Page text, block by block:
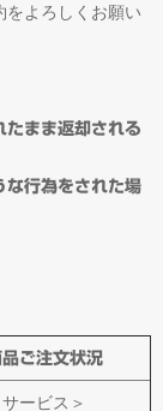
よろしくお願い
たまま返却される
な行為をされた場
ご注文状況
ービス＞